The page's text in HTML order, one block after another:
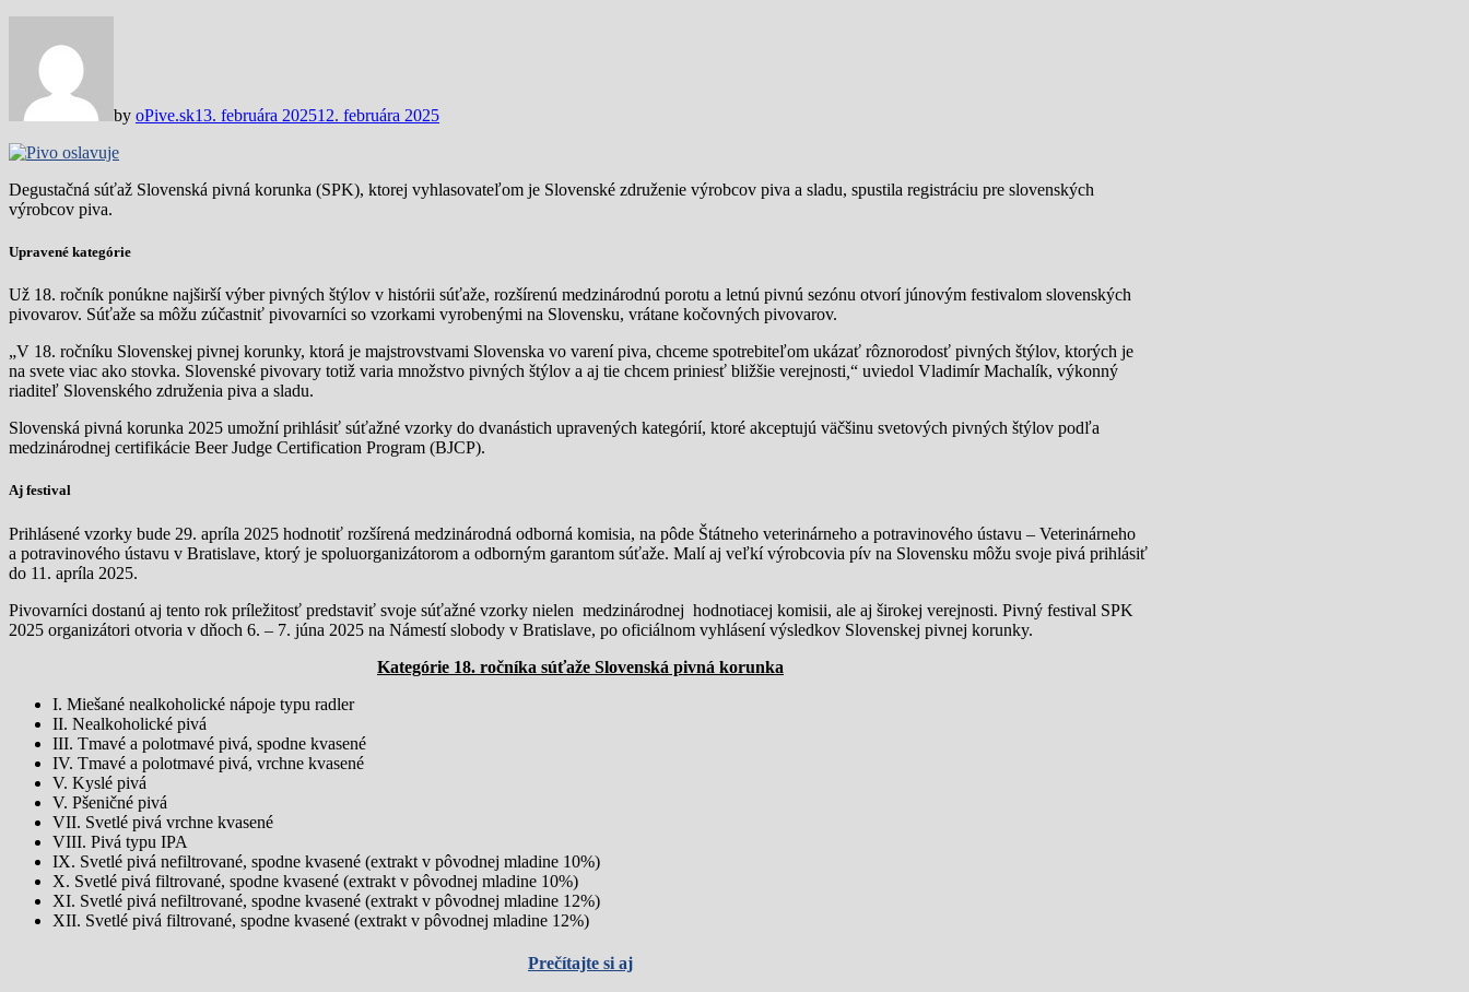
by oPive.sk13. februára 202512. februára 2025
Degustačná súťaž Slovenská pivná korunka (SPK), ktorej vyhlasovateľom je Slovenské združenie výrobcov piva a sladu, spustila registráciu pre slovenských
výrobcov piva.
Upravené kategórie
Už 18. ročník ponúkne najširší výber pivných štýlov v histórii súťaže, rozšírenú medzinárodnú porotu a letnú pivnú sezónu otvorí júnovým festivalom slovenských
pivovarov. Súťaže sa môžu zúčastniť pivovarníci so vzorkami vyrobenými na Slovensku, vrátane kočovných pivovarov.
„V 18. ročníku Slovenskej pivnej korunky, ktorá je majstrovstvami Slovenska vo varení piva, chceme spotrebiteľom ukázať rôznorodosť pivných štýlov, ktorých je
na svete viac ako stovka. Slovenské pivovary totiž varia množstvo pivných štýlov a aj tie chcem priniesť bližšie verejnosti “ uviedol Vladimír Machalík, výkonný
riaditeľ Slovenského združenia piva a sladu.
Slovenská pivná korunka 2025 umožní prihlásiť súťažné vzorky do dvanástich upravených kategórií, ktoré akceptujú väčšinu svetových pivných štýlov podľa
medzinárodnej certifikácie Beer Judge Certification Program (BJCP).
Aj festival
Prihlásené vzorky bude 29. apríla 2025 hodnotiť rozšírená medzinárodná odborná komisia, na pôde Štátneho veterinárneho a potravinového ústavu – Veterinárneho
a potravinového ústavu v Bratislave, ktorý je spoluorganizátorom a odborným garantom súťaže. Malí aj veľkí výrobcovia pív na Slovensku môžu svoje pivá prihlásiť
do 11. apríla 2025.
Pivovarníci dostanú aj tento rok príležitosť predstaviť svoje súťažné vzorky nielen medzinárodnej hodnotiacej komisii, ale aj širokej verejnosti. Pivný festival SPK
2025 organizátori otvoria v dňoch 6. – 7. júna 2025 na Námestí slobody v Bratislave, po oficiálnom vyhlásení výsledkov Slovenskej pivnej korunky.
Kategórie 18. ročníka súťaže Slovenská pivná korunka
I. Miešané nealkoholické nápoje typu radler
II. Nealkoholické pivá
III. Tmavé a polotmavé pivá, spodne kvasené
IV. Tmavé a polotmavé pivá, vrchne kvasené
V. Kyslé pivá
V. Pšeničné pivá
VII. Svetlé pivá vrchne kvasené
VIII. Pivá typu IPA
IX. Svetlé pivá nefiltrované, spodne kvasené (extrakt v pôvodnej mladine 10%)
X. Svetlé pivá filtrované, spodne kvasené (extrakt v pôvodnej mladine 10%)
XI. Svetlé pivá nefiltrované, spodne kvasené (extrakt v pôvodnej mladine 12%)
XII. Svetlé pivá filtrované, spodne kvasené (extrakt v pôvodnej mladine 12%)
Prečítajte si aj